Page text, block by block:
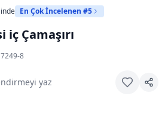
En Çok İncelenen #5
iç Çamaşırı
8
yaz